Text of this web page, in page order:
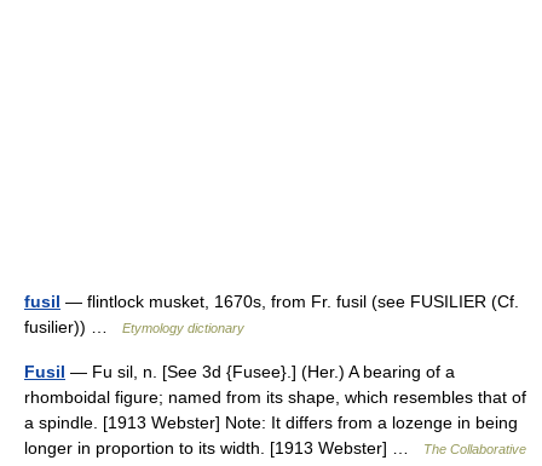
fusil — flintlock musket, 1670s, from Fr. fusil (see FUSILIER (Cf.
fusilier)) …
Etymology dictionary
Fusil — Fu sil, n. [See 3d {Fusee}.] (Her.) A bearing of a
rhomboidal figure; named from its shape, which resembles that of
a spindle. [1913 Webster] Note: It differs from a lozenge in being
longer in proportion to its width. [1913 Webster] …
The Collaborative